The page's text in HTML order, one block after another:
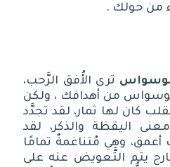
من حولك .
ترى الأُفق الرَّحب،
من أهدافك ، ولكن
كان لها ثمار، لقد تجدَّد
اليقظة والذكر، لقد
أعمق، وهي مُتناغمةٌ تمامًا
يتم التَّعويض عنه على